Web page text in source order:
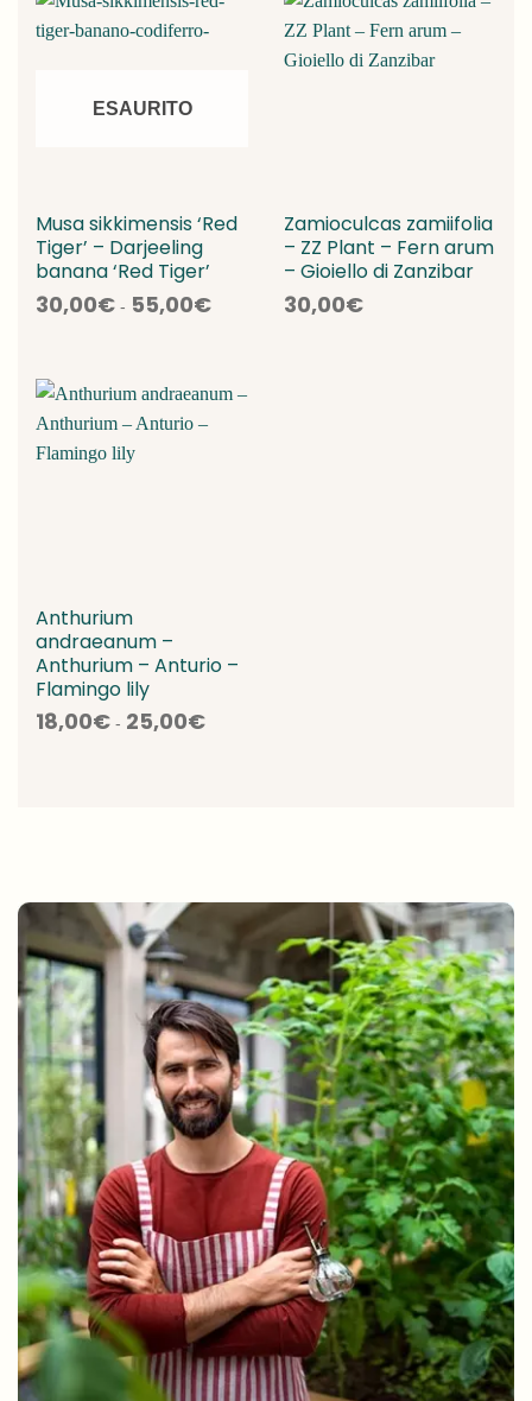
ESAURITO
Musa sikkimensis ‘Red
Tiger’ – Darjeeling
banana ‘Red Tiger’
30,00€ - 55,00€di
55,00€
Zamioculcas zamiifolia
– ZZ Plant – Fern arum
– Gioiello di Zanzibar
30,00€
Anthurium
andraeanum –
Anthurium – Anturio –
Flamingo lily
18,00€ - 25,00€di